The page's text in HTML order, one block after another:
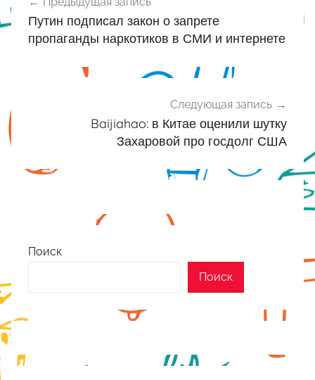
по
записям
Путин подписал закон о запрете
пропаганды наркотиков в СМИ и интернете
Следующая запись
Baijiahao: в Китае оценили шутку
Захаровой про госдолг США
Поиск
Поиск